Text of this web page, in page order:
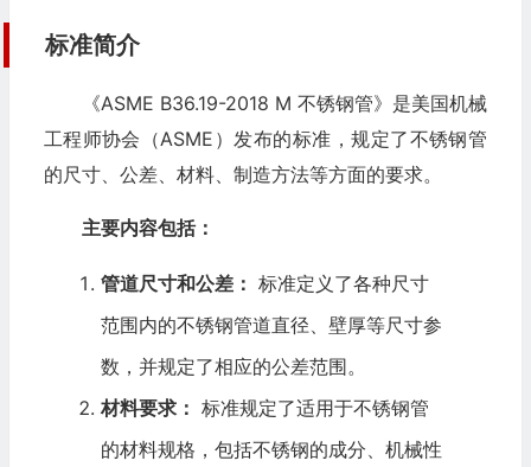
标准简介
《ASME B36.19-2018 M 不锈钢管》是美国机械
工程师协会（ASME）发布的标准，规定了不锈钢管
的尺寸、公差、材料、制造方法等方面的要求。
主要内容包括：
管道尺寸和公差： 标准定义了各种尺寸
范围内的不锈钢管道直径、壁厚等尺寸参
数，并规定了相应的公差范围。
材料要求： 标准规定了适用于不锈钢管
的材料规格，包括不锈钢的成分、机械性